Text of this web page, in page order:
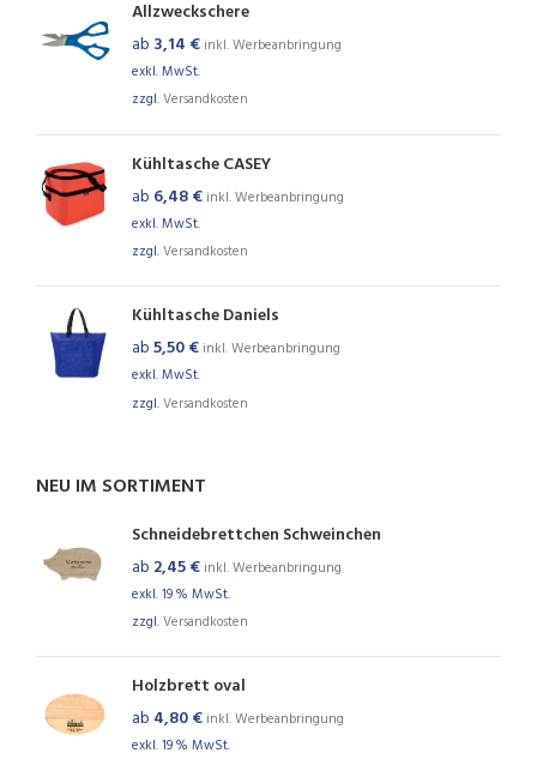
Allzweckschere
ab 3,14 € inkl. Werbeanbringung
exkl. MwSt.
zzgl.Versandkosten
Kühltasche CASEY
ab 6,48€ inkl. Werbeanbringung
exkl. MwSt.
zzgl.Versandkosten
Kühltasche Daniels
ab5,50€ inkl. Werbeanbringung
exkl. MwSt.
zzgl.Versandkosten
NEU IM SORTIMENT
Schneidebrettchen Schweinchen
ab 2,45€ inkl. Werbeanbringung
exkl. 19 % MwSt.
zzgl.Versandkosten
Holzbrett oval
ab 4,80€ inkl. Werbeanbringung
exkl. 19 % MwSt.